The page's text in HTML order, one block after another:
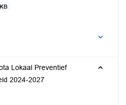
Lokaal Preventief
2024-2027